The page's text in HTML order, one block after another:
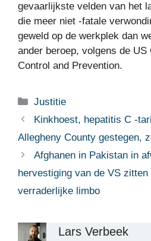
gevaarlijkste velden van het
die meer niet -fatale
geweld op de werkplek dan
ander beroep, volgens de
Control and Prevention.
Categorieën
Justitie
Kinkhoest, hepatitis C -
Allegheny County gestegen,
Afghanen in Pakistan in
hervestiging van de VS
verraderlijke limbo
Lars Verbeek